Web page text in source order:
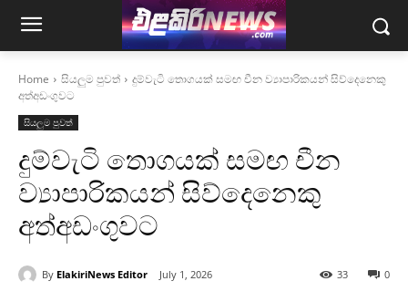
Home සියලුම පුවත්
දුම්වැටි තොගයක් සමඟ චීන ව්‍යාපාරිකයන් සිව්දෙනෙකු
අත්අඩංගුවට
සියලුම පුවත්
දුම්වැටි තොගයක් සමඟ චීන
ව්‍යාපාරිකයන් සිව්දෙනෙකු
අත්අඩංගුවට
By ElakiriNews Editor July 1, 2026 0
33